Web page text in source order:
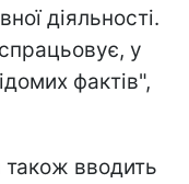
діяльності.
у
фактів",
вводить